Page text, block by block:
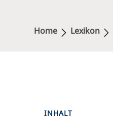
Home Lexikon
INHALT